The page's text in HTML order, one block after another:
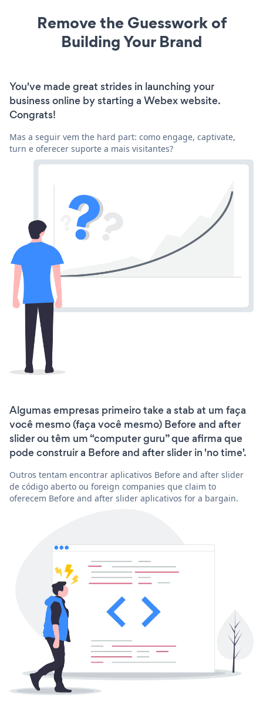
Remove the Guesswork of
Building Your Brand
You've made great strides in launching your
business online by starting a Webex website.
Congrats!
Mas a seguir vem the hard part: como engage, captivate,
turn e oferecer suporte a mais visitantes?
Algumas empresas primeiro take a stab at um faça
você mesmo (faça você mesmo) Before and after
slider ou têm um “computer guru” que afirma que
pode construir a Before and after slider in 'no time'.
Outros tentam encontrar aplicativos Before and after slider
de código aberto ou foreign companies que claim to
oferecem Before and after slider aplicativos for a bargain.